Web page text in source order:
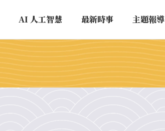
AI 人工智慧 最新時事 主題報導